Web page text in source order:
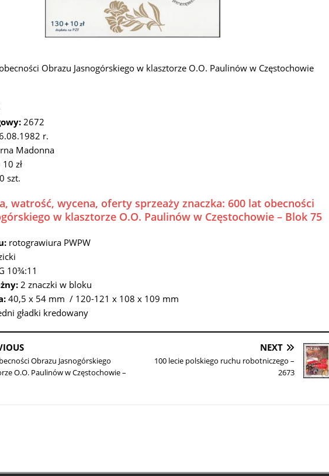
Obrazu Jasnogórskiego w klasztorze O.O. Paulinów w Częstochowie
2672
r.
Madonna
zł
szt.
watrość, wycena, oferty sprzeaży znaczka: 600 lat obecności
w klasztorze O.O. Paulinów w Częstochowie – Blok 75
rotograwiura PWPW
10¾:11
2 znaczki w bloku
40,5 x 54 mm / 120-121 x 108 x 109 mm
gładki kredowany
Obrazu Jasnogórskiego
O.O. Paulinów w Częstochowie –
NEXT
100 lecie polskiego ruchu robotniczego –
2673